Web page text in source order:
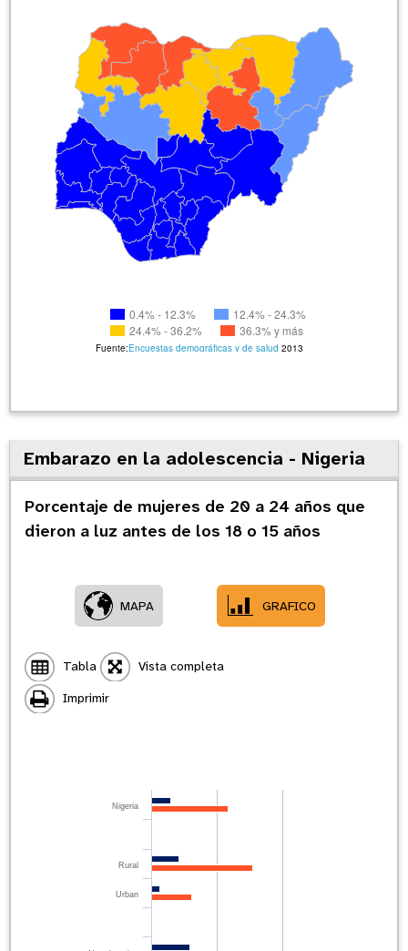
Fuente:Encuestas demográficas y de salud 2013
0.4% - 12.3%
12.4% - 24.3%
24.4% - 36.2%
36.3% y más
Embarazo en la adolescencia - Nigeria
Porcentaje de mujeres de 20 a 24 años que
dieron a luz antes de los 18 o 15 años
MAPA GRAFICO
Tabla
Vista completa
Imprimir
Nigeria
Rural
Urban